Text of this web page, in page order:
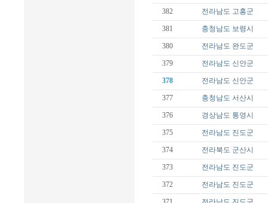
382 전라남도 고흥군
381 충청남도 보령시
380 전라남도 완도군
379 전라남도 신안군
378 전라남도 신안군
377 충청남도 서산시
376 경상남도 통영시
375 전라남도 진도군
374 전라북도 군산시
373 전라남도 진도군
372 전라남도 진도군